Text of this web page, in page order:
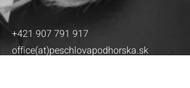
+421 907 791 917
office(at)peschlovapodhorska.sk